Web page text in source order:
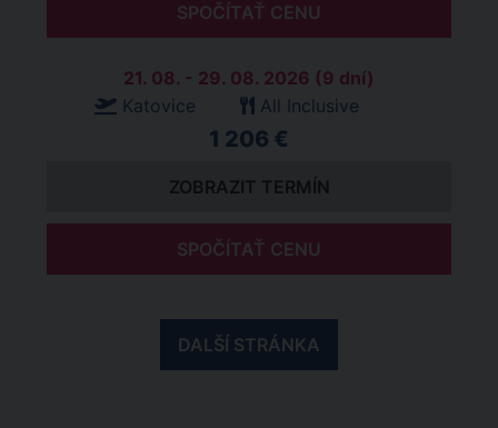
SPOČÍTAŤ CENU
21. 08. - 29. 08. 2026 (9 dní)
Katovice
All Inclusive
1 206 €
ZOBRAZIT TERMÍN
SPOČÍTAŤ CENU
DALŠÍ STRÁNKA